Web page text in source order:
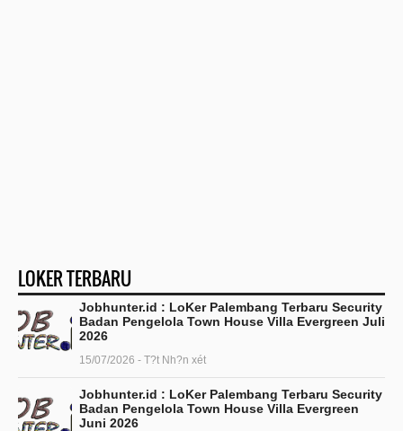
LOKER TERBARU
Jobhunter.id : LoKer Palembang Terbaru Security
Badan Pengelola Town House Villa Evergreen Juli
2026
15/07/2026 - T?t Nh?n xét
Jobhunter.id : LoKer Palembang Terbaru Security
Badan Pengelola Town House Villa Evergreen
Juni 2026